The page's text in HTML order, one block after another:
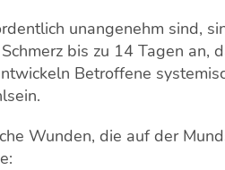
unangenehm sind,
bis zu 14 Tagen an,
Betroffene
Wunden, die auf der